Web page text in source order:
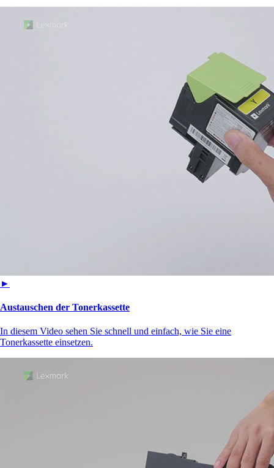
►
Austauschen der Tonerkassette
In diesem Video sehen Sie schnell und einfach, wie Sie eine
Tonerkassette einsetzen.